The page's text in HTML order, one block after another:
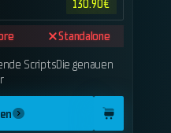
130.90€
Standalone
ScriptsDie genauen